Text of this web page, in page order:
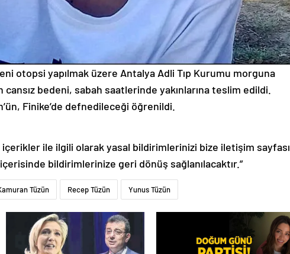
otopsi yapılmak üzere Antalya Adli Tıp Kurumu morguna
cansız bedeni, sabah saatlerinde yakınlarına teslim edildi.
Finike’de defnedileceği öğrenildi.
içerikler ile ilgili olarak yasal bildirimlerinizi bize iletişim sayfası
bildirimlerinize geri dönüş sağlanılacaktır.”
Tüzün Recep Tüzün Yunus Tüzün